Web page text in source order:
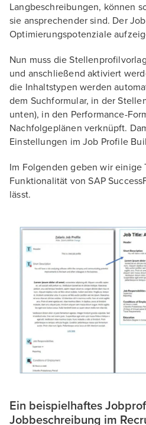
Langbeschreibungen, können
sie ansprechender sind. Der
Optimierungspotenziale
Nun muss die
und anschließend aktiviert
die Inhaltstypen werden
dem Suchformular, in der
unten), in den Performance-
Nachfolgeplänen verknüpft.
Einstellungen im Job Profile
Im Folgenden geben wir
Funktionalität von SAP
lässt.
Ein beispielhaftes
Jobbeschreibung im